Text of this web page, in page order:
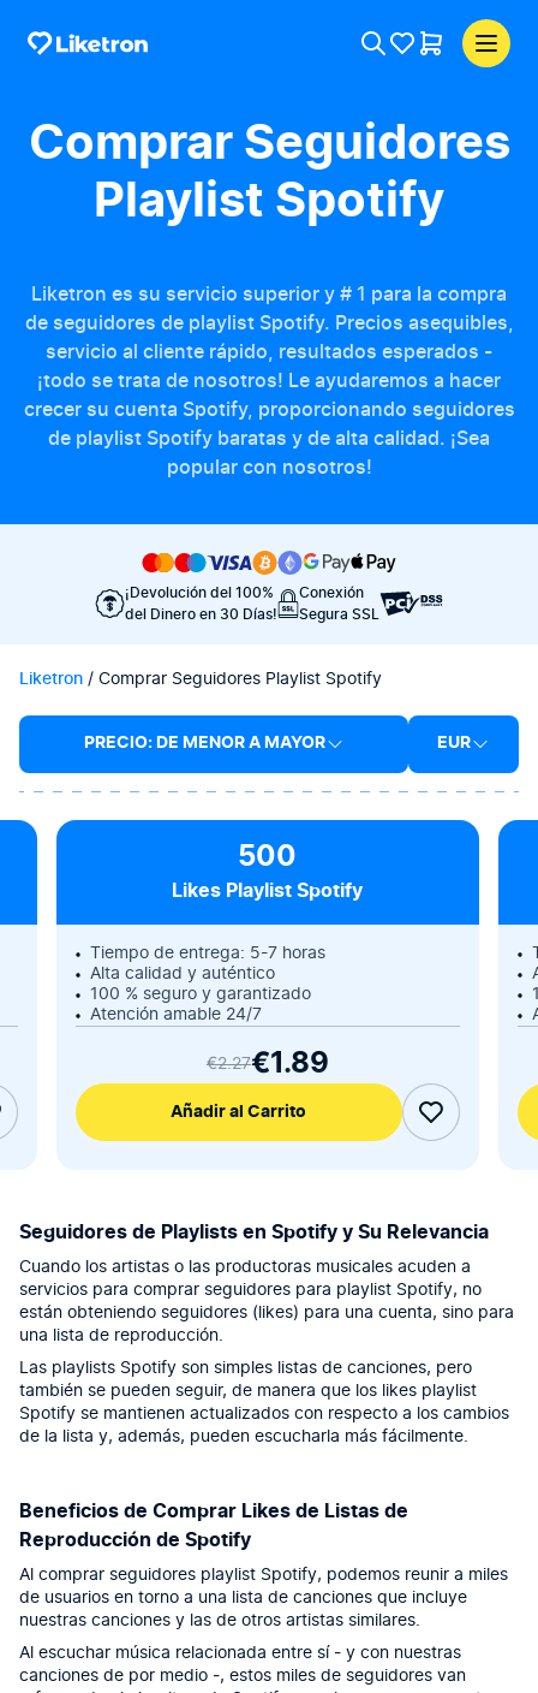
Comprar Seguidores
Playlist Spotify
Liketron es su servicio superior y # 1 para la compra
de seguidores de playlist Spotify. Precios asequibles,
servicio al cliente rápido, resultados esperados -
¡todo se trata de nosotros! Le ayudaremos a hacer
crecer su cuenta Spotify, proporcionando seguidores
de playlist Spotify baratas y de alta calidad. ¡Sea
popular con nosotros!
¡Devolución del 100%
del Dinero en 30 Días!
Conexión
Segura SSL
Liketron / Comprar Seguidores Playlist Spotify
PRECIO: DE MENOR A MAYOR EUR
500
Likes Playlist Spotify
Tiempo de entrega: 5-7 horas
Alta calidad y auténtico
100 % seguro y garantizado
Atención amable 24/7
€2.27€1.89
Añadir al Carrito
Seguidores de Playlists en Spotify y Su Relevancia
Cuando los artistas o las productoras musicales acuden a
servicios para comprar seguidores para playlist Spotify, no
están obteniendo seguidores (likes) para una cuenta, sino para
una lista de reproducción.
Las playlists Spotify son simples listas de canciones, pero
también se pueden seguir, de manera que los likes playlist
Spotify se mantienen actualizados con respecto a los cambios
de la lista y, además, pueden escucharla más fácilmente.
Beneficios de Comprar Likes de Listas de
Reproducción de Spotify
Al comprar seguidores playlist Spotify, podemos reunir a miles
de usuarios en torno a una lista de canciones que incluye
nuestras canciones y las de otros artistas similares.
Al escuchar música relacionada entre sí ‐ y con nuestras
canciones de por medio ‐, estos miles de seguidores van